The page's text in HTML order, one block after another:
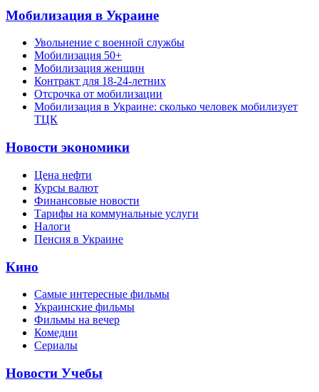
Мобилизация в Украине
Увольнение с военной службы
Мобилизация 50+
Мобилизация женщин
Контракт для 18-24-летних
Отсрочка от мобилизации
Мобилизация в Украине: сколько человек мобилизует
ТЦК
Новости экономики
Цена нефти
Курсы валют
Финансовые новости
Тарифы на коммунальные услуги
Налоги
Пенсия в Украине
Кино
Самые интересные фильмы
Украинские фильмы
Фильмы на вечер
Комедии
Сериалы
Новости Учебы